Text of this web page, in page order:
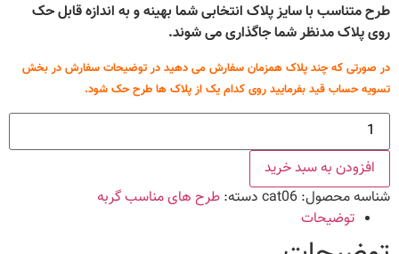
طرح متناسب با سایز پلاک انتخابی شما بهینه و به اندازه قابل حک
روی پلاک مدنظر شما جاگذاری می شوند.
در صورتی که چند پلاک همزمان سفارش می دهید در توضیحات سفارش در بخش
تسویه حساب قید بفرمایید روی کدام یک از پلاک ها طرح حک شود.
طرح
گربه
کد
عددافزودن به سبد خرید
شناسه محصول: cat06 دسته: طرح های مناسب گربه
توضیحات